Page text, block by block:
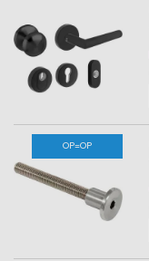
OP=OP